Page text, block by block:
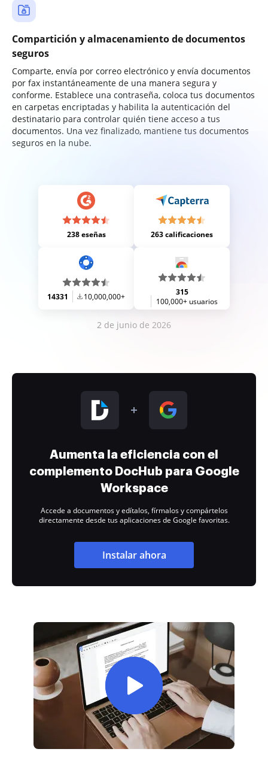
Compartición y almacenamiento de documentos
seguros
Comparte, envía por correo electrónico y envía documentos
por fax instantáneamente de una manera segura y
conforme. Establece una contraseña, coloca tus documentos
en carpetas encriptadas y habilita la autenticación del
destinatario para controlar quién tiene acceso a tus
documentos. Una vez finalizado, mantiene tus documentos
seguros en la nube.
238 eseñas 263 calificaciones
14331 10,000,000+
315
100,000+ usuarios
2 de junio de 2026
Aumenta la eficiencia con el
complemento DocHub para Google
Workspace
Accede a documentos y edítalos, fírmalos y compártelos
directamente desde tus aplicaciones de Google favoritas.
Instalar ahora